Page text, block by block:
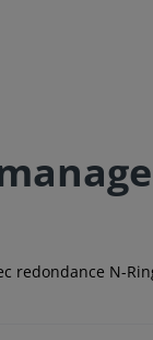
redondance N-